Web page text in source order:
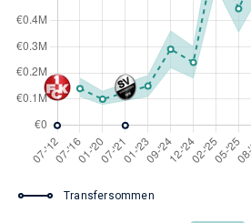
Transfersommen